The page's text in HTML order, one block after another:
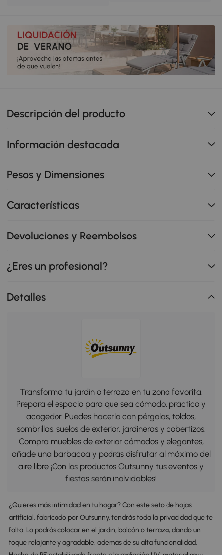
Descripción del producto
Información destacada
Pesos y Dimensiones
Características
Devoluciones y Reembolsos
¿Eres un profesional?
Detalles
Transforma tu jardín o terraza en tu zona favorita.
Prepara el espacio para que sea cómodo, práctico y
acogedor. Puedes hacerlo con pérgolas, toldos,
sombrillas, suelos de exterior, jardineras y cobertizos.
Compra muebles de exterior cómodos y elegantes,
añade una barbacoa y podrás disfrutar al máximo del
aire libre ¡Con los productos Outsunny tus eventos y
fiestas serán inolvidables!
¿Quieres más intimidad en tu hogar? Con este seto de hojas
artificial, fabricado por Outsunny, tendrás toda la privacidad que te
falta. Lo podrás colocar en el jardín, balcón o terraza, dando un
toque relajante y agradable, además de su alta funcionalidad.